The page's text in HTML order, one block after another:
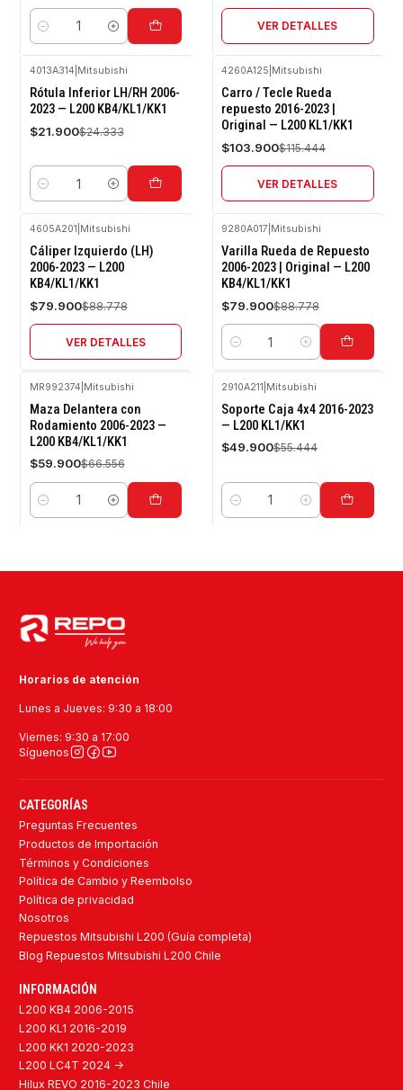
Cantidad
VER DETALLES
-10%
OFF
4013A314 Mitsubishi
Rótula Inferior LH/RH 2006-
2023 — L200 KB4/KL1/KK1
$21.900$24.333
Cantidad
-10%
OFF
Agotado
4260A125 Mitsubishi
Carro / Tecle Rueda
repuesto 2016-2023 |
Original — L200 KL1/KK1
$103.900$115.444
VER DETALLES
-10%
OFF
Agotado
4605A201 Mitsubishi
Cáliper Izquierdo (LH)
2006-2023 — L200
KB4/KL1/KK1
$79.900$88.778
VER DETALLES
-10%
OFF
9280A017 Mitsubishi
Varilla Rueda de Repuesto
2006-2023 | Original — L200
KB4/KL1/KK1
$79.900$88.778
Cantidad
-10%
OFF
MR992374 Mitsubishi
Maza Delantera con
Rodamiento 2006-2023 —
L200 KB4/KL1/KK1
$59.900$66.556
Cantidad
-10%
OFF
2910A211 Mitsubishi
Soporte Caja 4x4 2016-2023
— L200 KL1/KK1
$49.900$55.444
Cantidad
Horarios de atención
Lunes a Jueves: 9:30 a 18:00
Viernes: 9:30 a 17:00
Síguenos
CATEGORÍAS
Preguntas Frecuentes
Productos de Importación
Términos y Condiciones
Política de Cambio y Reembolso
Política de privacidad
Nosotros
Repuestos Mitsubishi L200 (Guía completa)
Blog Repuestos Mitsubishi L200 Chile
INFORMACIÓN
L200 KB4 2006-2015
L200 KL1 2016-2019
L200 KK1 2020-2023
L200 LC4T 2024 ->
Hilux REVO 2016-2023 Chile